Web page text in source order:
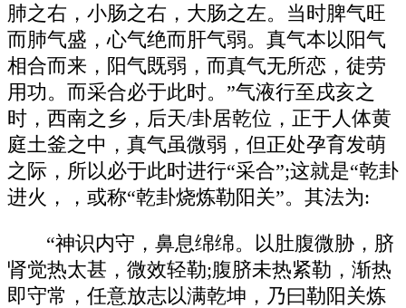
肺之右，小肠之右，大肠之左。当时脾气旺
而肺气盛，心气绝而肝气弱。真气本以阳气
相合而来，阳气既弱，而真气无所恋，徒劳
用功。而采合必于此时。”气液行至戌亥之
时，西南之乡，后天/卦居乾位，正于人体黄
庭土釜之中，真气虽微弱，但正处孕育发萌
之际，所以必于此时进行“采合”;这就是“乾卦
进火，，或称“乾卦烧炼勒阳关”。其法为:
“神识内守，鼻息绵绵。以肚腹微胁，脐
肾觉热太甚，微效轻勒;腹脐未热紧勒，渐热
即守常，任意放志以满乾坤，乃曰勒阳关炼